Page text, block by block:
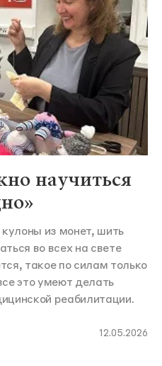
научиться
из монет, шить
во всех на свете
такое по силам только
это умеют делать
реабилитации.
12.05.2026